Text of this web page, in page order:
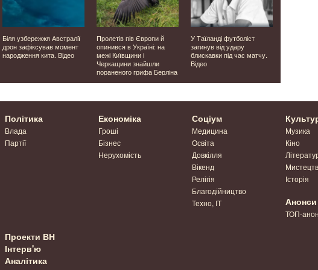
Біля узбережжя Австралії
дрон зафіксував момент
народження кита. Відео
Пролетів пів Європи й
опинився в Україні: на
межі Київщини і
Черкащини знайшли
пораненого грифа Берліна
У Таїланді футболіст
загинув від удару
блискавки під час матчу.
Відео
Політика
Влада
Партії
Економіка
Гроші
Бізнес
Нерухомість
Соціум
Медицина
Освіта
Довкілля
Вікенд
Релігія
Благодійництво
Техно, IT
Музика
Кіно
Історія
Анонси
ТОП-
Проекти ВН
Інтерв'ю
Аналітика